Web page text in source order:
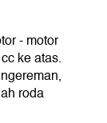
- motor
ke atas.
roda